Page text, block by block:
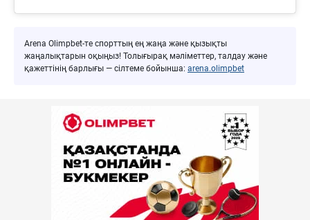
Arena Olimpbet-те спорттың ең жаңа және қызықты
жаңалықтарын оқыңыз! Толығырақ мәліметтер, талдау және
қажеттінің барлығы — сілтеме бойынша: arena.olimpbet